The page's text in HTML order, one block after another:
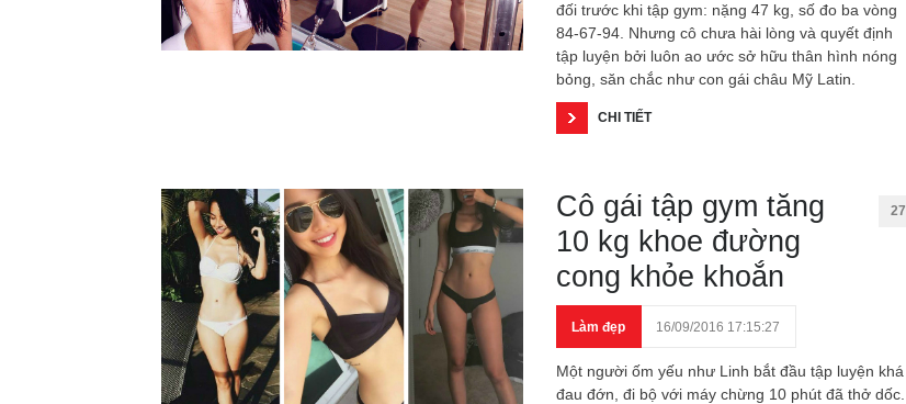
đối trước khi tập gym: nặng 47 kg, số đo ba vòng
84-67-94. Nhưng cô chưa hài lòng và quyết định
tập luyện bởi luôn ao ước sở hữu thân hình nóng
bỏng, săn chắc như con gái châu Mỹ Latin.
CHI TIẾT
Cô gái tập gym tăng
10 kg khoe đường
cong khỏe khoắn
27
Làm đẹp 16/09/2016 17:15:27
Một người ốm yếu như Linh bắt đầu tập luyện khá
đau đớn, đi bộ với máy chừng 10 phút đã thở dốc.